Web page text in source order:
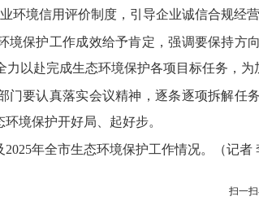
环境信用评价制度， 引导企业诚信合规经营
境保护工作成效给予肯定，强调要保持方
力以赴完成生态环境保护各项目标任务， 为
门要认真落实会议精神，逐条逐项拆解任务
境保护开好局、 起好步。
年全市生态环境保护工作情况。
（记者
扫一